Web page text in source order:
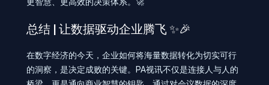
总结 | 让数据驱动企业腾飞 ✨🎉
在数字经济的今天，企业如何将海量数据转化为切实可行
的洞察，是决定成败的关键。PA视讯不仅是连接人与人的